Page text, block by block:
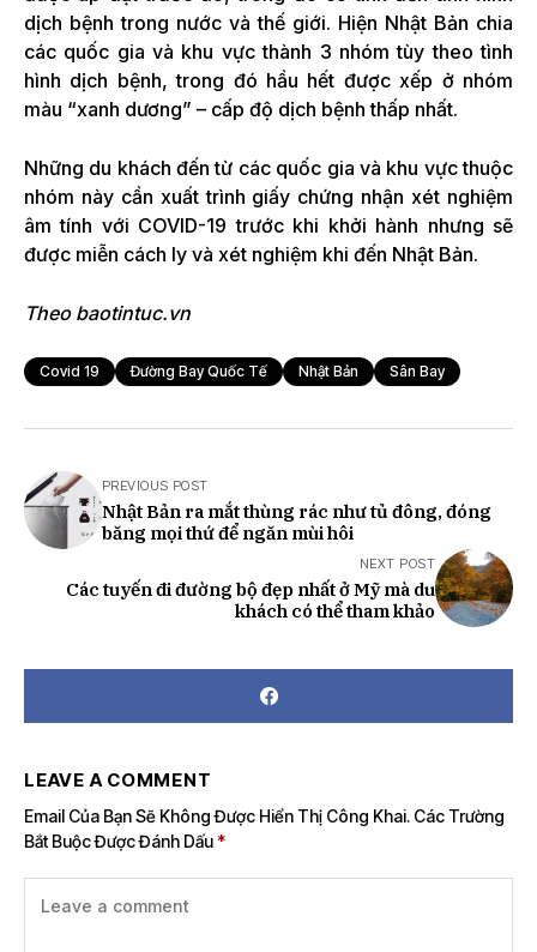
dịch bệnh trong nước và thế giới. Hiện Nhật Bản chia
các quốc gia và khu vực thành 3 nhóm tùy theo tình
hình dịch bệnh, trong đó hầu hết được xếp ở nhóm
màu “xanh dương” – cấp độ dịch bệnh thấp nhất.
Những du khách đến từ các quốc gia và khu vực thuộc
nhóm này cần xuất trình giấy chứng nhận xét nghiệm
âm tính với COVID-19 trước khi khởi hành nhưng sẽ
được miễn cách ly và xét nghiệm khi đến Nhật Bản.
Theo baotintuc.vn
Covid 19 Đường Bay Quốc Tế Nhật Bản Sân Bay
PREVIOUS POST
Nhật Bản ra mắt thùng rác như tủ đông, đóng
băng mọi thứ để ngăn mùi hôi
NEXT POST
Các tuyến đi đường bộ đẹp nhất ở Mỹ mà du
khách có thể tham khảo
LEAVE A COMMENT
Email Của Bạn Sẽ Không Được Hiển Thị Công Khai. Các Trường
Bắt Buộc Được Đánh Dấu *